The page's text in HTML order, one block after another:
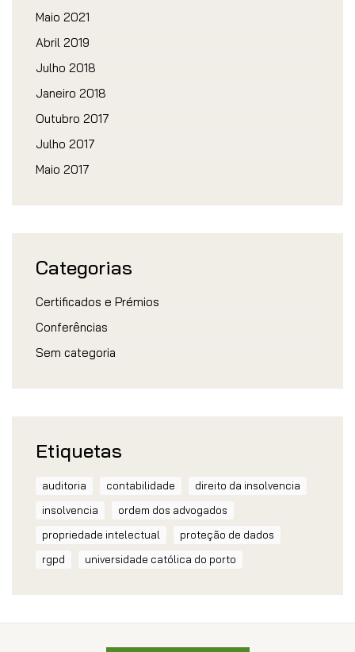
Maio 2021
Abril 2019
Julho 2018
Janeiro 2018
Outubro 2017
Julho 2017
Maio 2017
Categorias
Certificados e Prémios
Conferências
Sem categoria
Etiquetas
auditoria contabilidade
direito da insolvencia
insolvencia
ordem dos advogados
propriedade intelectual
proteção de dados
rgpd
universidade católica do porto